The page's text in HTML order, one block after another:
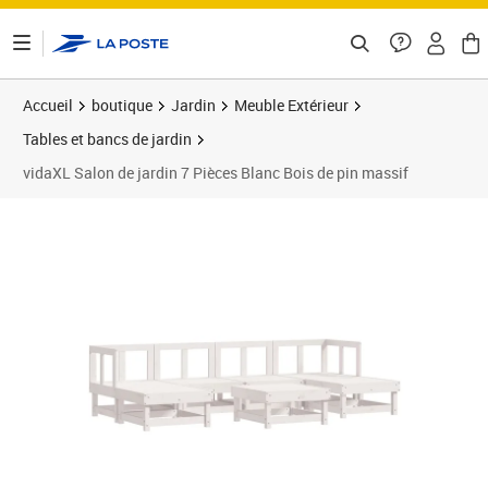
Accueil boutique Jardin
Meuble Extérieur
Tables et bancs de jardin
vidaXL Salon de jardin 7 Pièces Blanc Bois de pin massif